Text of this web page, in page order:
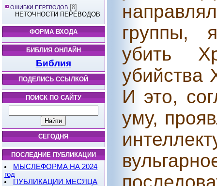
ОШИБКИ ПЕРЕВОДОВ [8]
НЕТОЧНОСТИ ПЕРЕВОДОВ
ФОРМА ВХОДА
БИБЛИЯ ОНЛАЙН
Библия
ПОДЕЛИСЬ ССЫЛКОЙ
ПОИСК ПО САЙТУ
СЕГОДНЯ
ПОСЛЕДНИЕ ПУБЛИКАЦИИ
МЫСЛЕФОРМА НА 2024
год
ПУБЛИКАЦИИ МЕСЯЦА
группы,
убить
убийства
И это,
уму,